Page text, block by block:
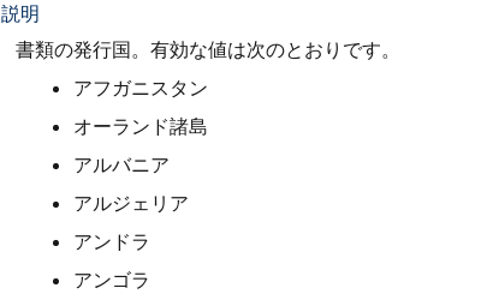
説明
書類の発行国。有効な値は次のとおりです。
アフガニスタン
オーランド諸島
アルバニア
アルジェリア
アンドラ
アンゴラ